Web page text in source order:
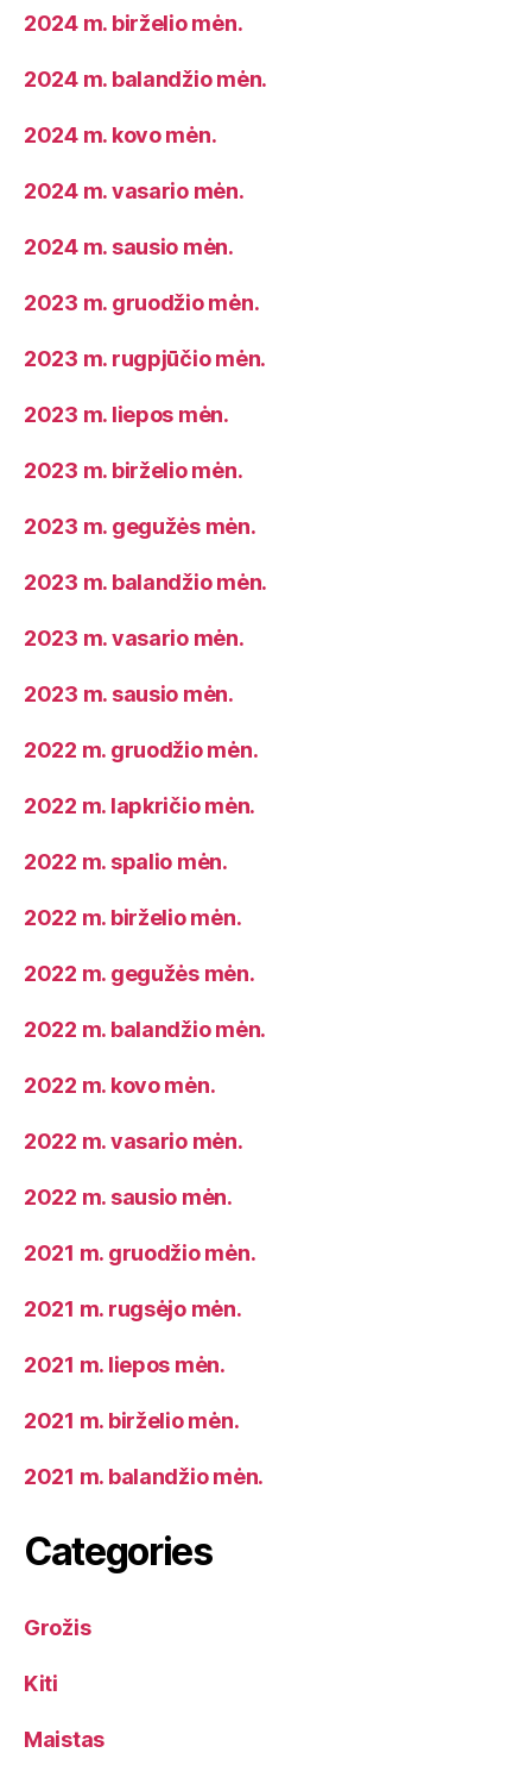
2024 m. birželio mėn.
2024 m. balandžio mėn.
2024 m. kovo mėn.
2024 m. vasario mėn.
2024 m. sausio mėn.
2023 m. gruodžio mėn.
2023 m. rugpjūčio mėn.
2023 m. liepos mėn.
2023 m. birželio mėn.
2023 m. gegužės mėn.
2023 m. balandžio mėn.
2023 m. vasario mėn.
2023 m. sausio mėn.
2022 m. gruodžio mėn.
2022 m. lapkričio mėn.
2022 m. spalio mėn.
2022 m. birželio mėn.
2022 m. gegužės mėn.
2022 m. balandžio mėn.
2022 m. kovo mėn.
2022 m. vasario mėn.
2022 m. sausio mėn.
2021 m. gruodžio mėn.
2021 m. rugsėjo mėn.
2021 m. liepos mėn.
2021 m. birželio mėn.
2021 m. balandžio mėn.
Categories
Grožis
Kiti
Maistas